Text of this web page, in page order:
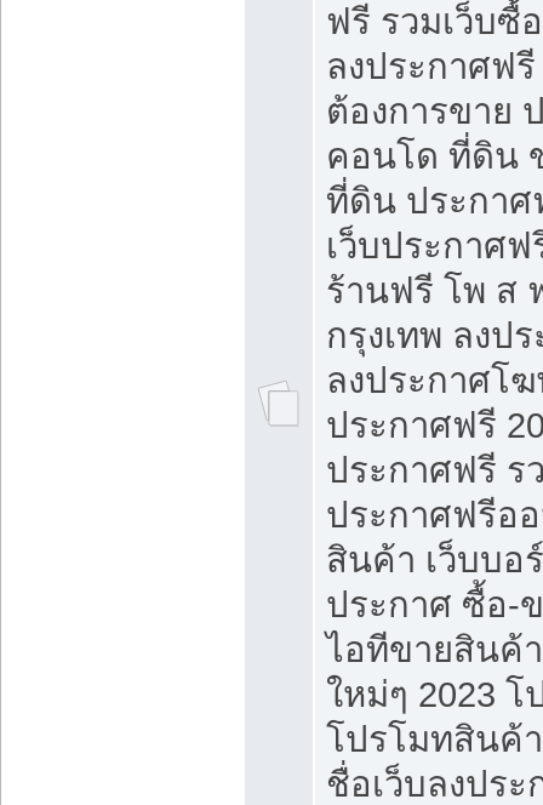
ฟรี รวมเว็บซื้
ลงประกาศฟ
ต้องการขาย
คอนโด ที่ดิน
ที่ดิน ประกา
เว็บประกาศ
ร้านฟรี โพ ส
กรุงเทพ ลงป
ลงประกาศโ
ประกาศฟรี
ประกาศฟรี ร
ประกาศฟรีอ
สินค้า เว็บบอ
ประกาศ ซื้อ-
ไอทีขายสินค้
ใหม่ๆ 2023
โปรโมทสินค้
ชื่อเว็บลงปร